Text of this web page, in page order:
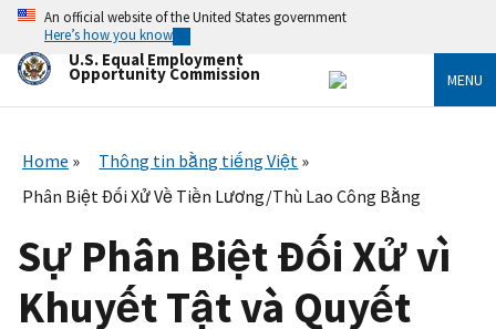
Skip
main
content
An official website of the United States government
Here’s how you know
U.S. Equal Employment
Opportunity Commission MENU
Home
Thông tin bằng tiếng Việt
Phân Biệt Đối Xử Về Tiền Lương/Thù Lao Công Bằng
Sự Phân Biệt Đối Xử vì
Khuyết Tật và Quyết